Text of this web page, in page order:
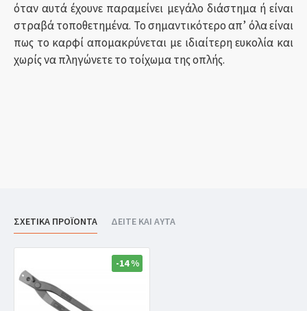
όταν αυτά έχουνε παραμείνει μεγάλο διάστημα ή είναι
στραβά τοποθετημένα. Το σημαντικότερο απ’ όλα είναι
πως το καρφί απομακρύνεται με ιδιαίτερη ευκολία και
χωρίς να πληγώνετε το τοίχωμα της οπλής.
ΣΧΕΤΙΚΑ ΠΡΟΪΟΝΤΑ ΔΕΙΤΕ ΚΑΙ ΑΥΤΑ
-14 %